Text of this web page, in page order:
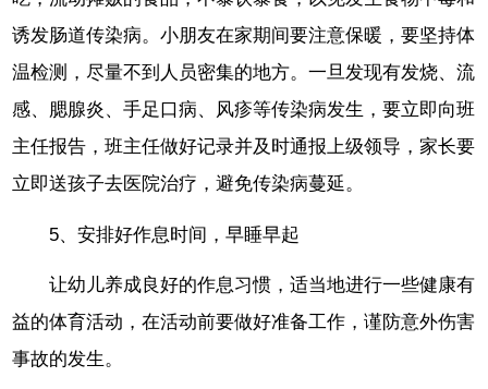
诱发肠道传染病。小朋友在家期间要注意保暖，要坚持体
温检测，尽量不到人员密集的地方。一旦发现有发烧、流
感、腮腺炎、手足口病、风疹等传染病发生，要立即向班
主任报告，班主任做好记录并及时通报上级领导，家长要
立即送孩子去医院治疗，避免传染病蔓延。
5、安排好作息时间，早睡早起
让幼儿养成良好的作息习惯，适当地进行一些健康有
益的体育活动，在活动前要做好准备工作，谨防意外伤害
事故的发生。